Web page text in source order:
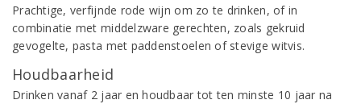
Prachtige, verfijnde rode wijn om zo te drinken, of in
combinatie met middelzware gerechten, zoals gekruid
gevogelte, pasta met paddenstoelen of stevige witvis.
Houdbaarheid
Drinken vanaf 2 jaar en houdbaar tot ten minste 10 jaar na